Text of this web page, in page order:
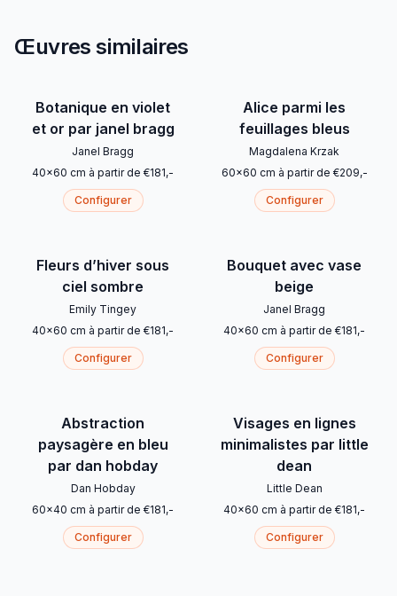
Œuvres similaires
Botanique en violet
et or par janel bragg
Janel Bragg
40x60 cm à partir de €181,-
Configurer
Alice parmi les
feuillages bleus
Magdalena Krzak
60x60 cm à partir de €209,-
Configurer
Fleurs d’hiver sous
ciel sombre
Emily Tingey
40x60 cm à partir de €181,-
Configurer
Bouquet avec vase
beige
Janel Bragg
40x60 cm à partir de €181,-
Configurer
Abstraction
paysagère en bleu
par dan hobday
Dan Hobday
60x40 cm à partir de €181,-
Configurer
Visages en lignes
minimalistes par little
dean
Little Dean
40x60 cm à partir de €181,-
Configurer